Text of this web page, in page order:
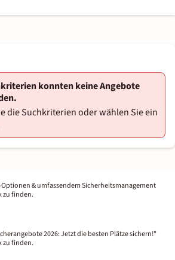
konnten keine Angebote
die Suchkriterien oder wählen Sie ein
& umfassendem Sicherheitsmanagement
zu finden.
2026: Jetzt die besten Plätze sichern!"
zu finden.